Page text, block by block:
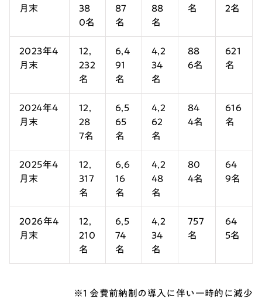
月末
38
0名
87
名
88
名
名
2名
2023年4
月末
12,
232
名
6,4
91
名
4,2
34
名
88
6名
621
名
2024年4
月末
12,
28
7名
6,5
65
名
4,2
62
名
84
4名
616
名
2025年4
月末
12,
317
名
6,6
16
名
4,2
48
名
80
4名
64
9名
2026年4
月末
12,
210
名
6,5
74
名
4,2
34
名
757
名
64
5名
※1 会費前納制の導入に伴い一時的に減少